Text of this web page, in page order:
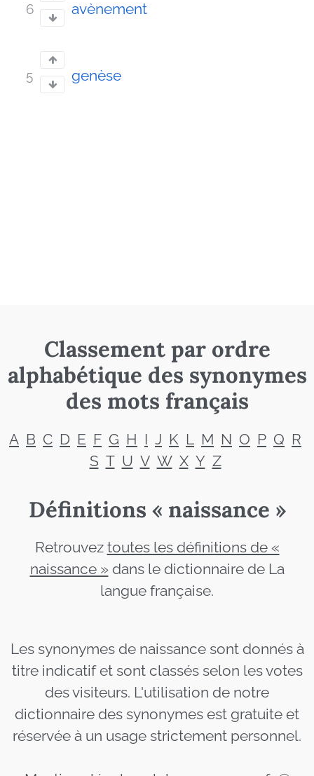
6 avènement
5 genèse
Classement par ordre
alphabétique des synonymes
des mots français
A B C D E F G H I J K L M N O P Q R
S T U V W X Y Z
Définitions « naissance »
Retrouvez toutes les définitions de «
naissance »dans le dictionnaire de La
langue française.
Les synonymes de naissance sont donnés à
titre indicatif et sont classés selon les votes
des visiteurs. L'utilisation de notre
dictionnaire des synonymes est gratuite et
réservée à un usage strictement personnel.